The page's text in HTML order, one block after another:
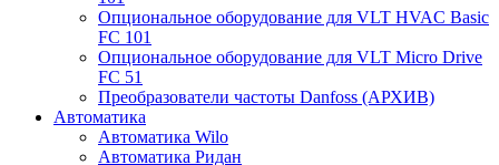
Опциональное оборудование для VLT HVAC Basic
FC 101
Опциональное оборудование для VLT Micro Drive
FC 51
Преобразователи частоты Danfoss (АРХИВ)
Автоматика
Автоматика Wilo
Автоматика Ридан